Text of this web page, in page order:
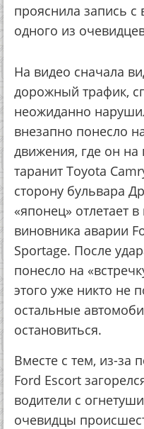
прояснила запись с
одного из
На видео сначала
дорожный трафик,
неожиданно
внезапно понесло
движения, где он
таранит Toyota
сторону бульвара
«японец» отлетает
виновника аварии
Sportage. После
понесло на
этого уже никто не
остальные
остановиться.
Вместе с тем, из-за
Ford Escort
водители с
очевидцы